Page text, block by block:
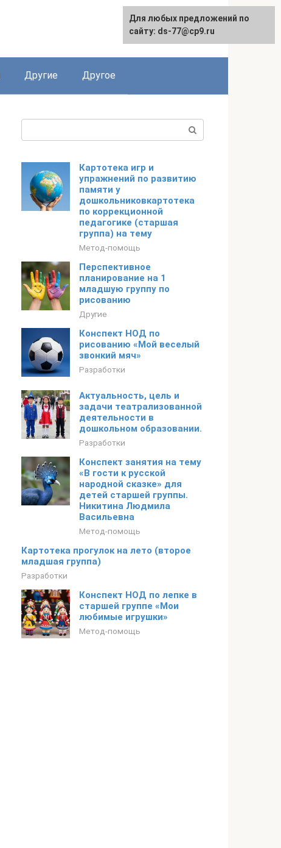
Другие Другое
Картотека игр и
упражнений по развитию
памяти у
дошкольниковкартотека
по коррекционной
педагогике (старшая
группа) на тему
Метод-помощь
Перспективное
планирование на 1
младшую группу по
рисованию
Другие
Конспект НОД по
рисованию «Мой веселый
звонкий мяч»
Разработки
Актуальность, цель и
задачи театрализованной
деятельности в
дошкольном образовании.
Разработки
Конспект занятия на тему
«В гости к русской
народной сказке» для
детей старшей группы.
Никитина Людмила
Васильевна
Метод-помощь
Картотека прогулок на лето (второе
младшая группа)
Разработки
Конспект НОД по лепке в
старшей группе «Мои
любимые игрушки»
Метод-помощь
Для любых предложений по
сайту: ds-77@cp9.ru